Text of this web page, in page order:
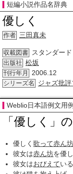
短編小説作品名辞典
優しく
作者 三田真未
収載図書 スタンダー
出版社 松坂
刊行年月 2006.12
シリーズ名 ジャズ批評
Weblio日本語例文用
「優しく」
優しく歌って赤ん坊
彼女は赤ん坊を優
彼女はおびえてい